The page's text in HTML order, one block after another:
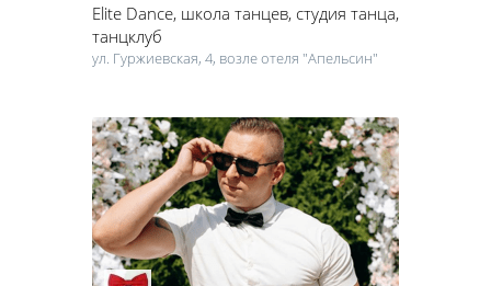
Elite Dance, школа танцев, студия танца,
танцклуб
ул. Гуржиевская, 4, возле отеля "Апельсин"